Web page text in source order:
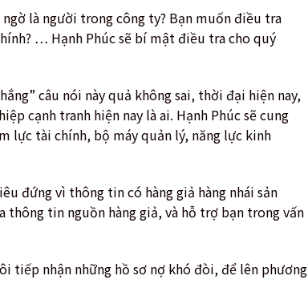
là người trong công ty? Bạn muốn điều tra
… Hạnh Phúc sẽ bí mật điều tra cho quý
câu nói này quả không sai, thời đại hiện nay,
cạnh tranh hiện nay là ai. Hạnh Phúc sẽ cung
lực tài chính, bộ máy quản lý, năng lực kinh
đứng vì thông tin có hàng giả hàng nhái sản
tin nguồn hàng giả, và hỗ trợ bạn trong vấn
tiếp nhận những hồ sơ nợ khó đòi, để lên phương